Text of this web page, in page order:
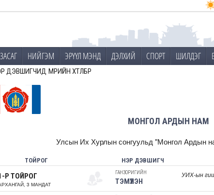
НИЙГЭМ ЭРҮҮЛ МЭНД ДЭЛХИЙ СПОРТ ШИЛДЭГ
ДЭВШИГЧИД МӨРИЙН ХӨТӨЛБӨР
МОНГОЛ АРДЫН НАМ
Улсын Их Хурлын сонгуульд "Монгол Ардын
ТОЙРОГ НЭР ДЭВШИГЧ
Р ТОЙРОГ
3 МАНДАТ
ГАНЗОРИГИЙН
ТЭМҮҮЛЭН
УИХ-ын